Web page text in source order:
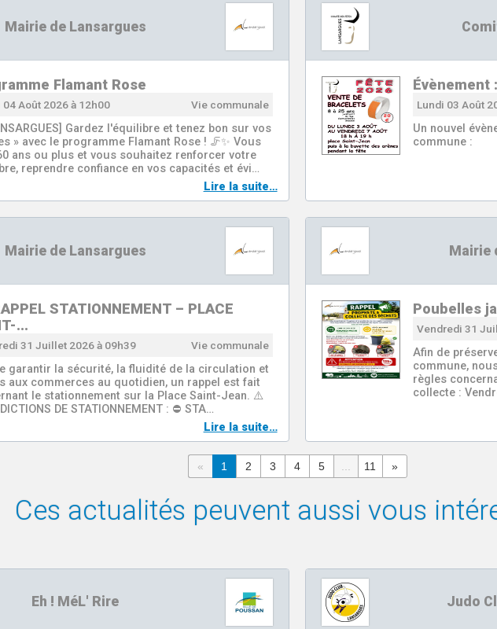
Mairie de Lansargues
Flamant Rose
04 Août 2026 à 12h00 Vie communale
Gardez l'équilibre et tenez bon sur vos
» avec le programme Flamant Rose ! 🦵✨ Vous
ans ou plus et vous souhaitez renforcer votre
reprendre confiance en vos capacités et évi…
Lire la suite…
Évènement
Lundi 03 Août
Un nouvel
commune :
Mairie de Lansargues
STATIONNEMENT – PLACE
…
31 Juillet 2026 à 09h39 Vie communale
garantir la sécurité, la fluidité de la circulation et
aux commerces au quotidien, un rappel est fait
le stationnement sur la Place Saint-Jean. ⚠️
DE STATIONNEMENT : ⛔ STA…
Lire la suite…
Mairie
Poubelles
Vendredi 31
Afin de
commune,
règles
collecte :
« 1 2 3 4 5 11 »
Ces actualités peuvent aussi vous
Eh ! MéL' Rire Judo